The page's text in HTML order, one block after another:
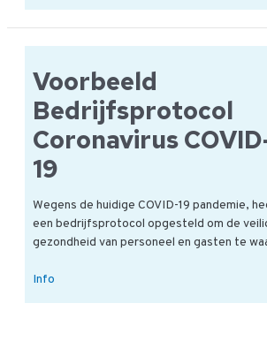
een
Hygiënecontrole?
Voorbeeld
Bedrijfsprotocol
Coronavirus
19
Wegens de huidige COVID-19 pandemie,
een bedrijfsprotocol opgesteld om de
gezondheid van personeel en gasten te
Voorbeeld
Info